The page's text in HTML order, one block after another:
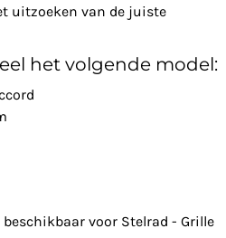
uitzoeken van de juiste
het volgende model:
voor Stelrad - Grille